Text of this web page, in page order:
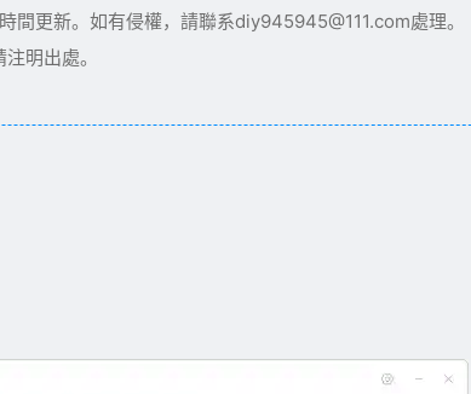
更新。如有侵權，請聯系diy945945@111.com處理。
明出處。